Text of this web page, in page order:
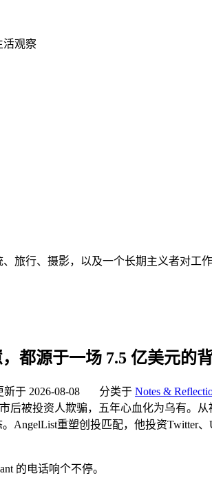
活观察
旅行、摄影，以及一个长期主义者对工
都源于一场 7.5 亿美元的
新于 2026-08-08 分类于 Notes &
市后被投资人欺骗，五年心血化为乌有。
AngelList重塑创投匹配，他投资Twitter
的电话响个不停。